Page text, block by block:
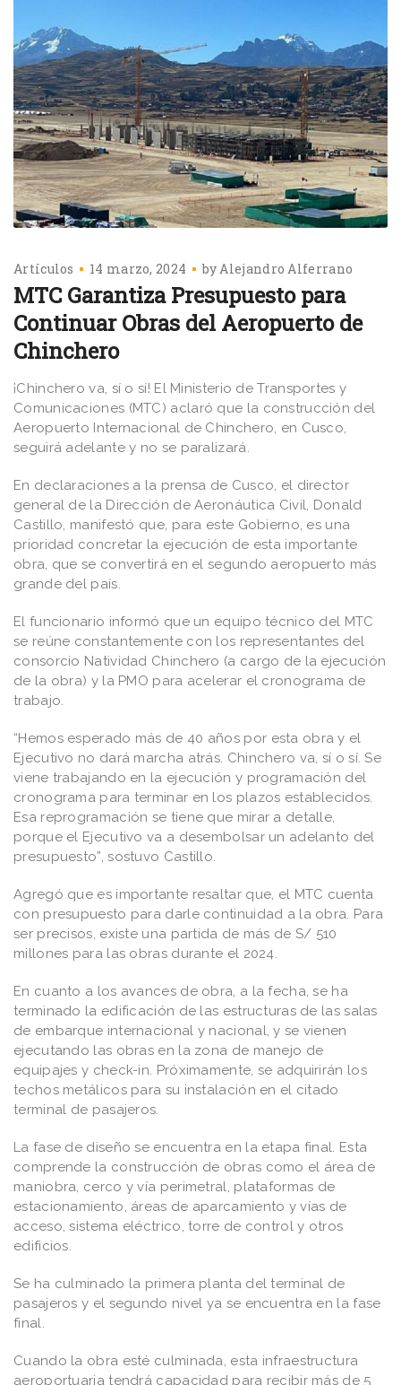
Artículos 14 marzo, 2024 byAlejandro Alferrano
MTC Garantiza Presupuesto para
Continuar Obras del Aeropuerto de
Chinchero
¡Chinchero va, sí o sí! El Ministerio de Transportes y
Comunicaciones (MTC) aclaró que la construcción del
Aeropuerto Internacional de Chinchero, en Cusco,
seguirá adelante y no se paralizará.
En declaraciones a la prensa de Cusco, el director
general de la Dirección de Aeronáutica Civil, Donald
Castillo, manifestó que, para este Gobierno, es una
prioridad concretar la ejecución de esta importante
obra, que se convertirá en el segundo aeropuerto más
grande del país.
El funcionario informó que un equipo técnico del MTC
se reúne constantemente con los representantes del
consorcio Natividad Chinchero (a cargo de la ejecución
de la obra) y la PMO para acelerar el cronograma de
trabajo.
“Hemos esperado más de 40 años por esta obra y el
Ejecutivo no dará marcha atrás. Chinchero va, sí o sí. Se
viene trabajando en la ejecución y programación del
cronograma para terminar en los plazos establecidos.
Esa reprogramación se tiene que mirar a detalle,
porque el Ejecutivo va a desembolsar un adelanto del
presupuesto”, sostuvo Castillo.
Agregó que es importante resaltar que, el MTC cuenta
con presupuesto para darle continuidad a la obra. Para
ser precisos, existe una partida de más de S/ 510
millones para las obras durante el 2024.
En cuanto a los avances de obra, a la fecha, se ha
terminado la edificación de las estructuras de las salas
de embarque internacional y nacional, y se vienen
ejecutando las obras en la zona de manejo de
equipajes y check-in. Próximamente, se adquirirán los
techos metálicos para su instalación en el citado
terminal de pasajeros.
La fase de diseño se encuentra en la etapa final. Esta
comprende la construcción de obras como el área de
maniobra, cerco y vía perimetral, plataformas de
estacionamiento, áreas de aparcamiento y vías de
acceso, sistema eléctrico, torre de control y otros
edificios.
Se ha culminado la primera planta del terminal de
pasajeros y el segundo nivel ya se encuentra en la fase
final.
Cuando la obra esté culminada, esta infraestructura
aeroportuaria tendrá capacidad para recibir más de 5